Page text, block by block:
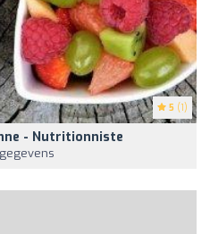
5 (1)
- Nutritionniste